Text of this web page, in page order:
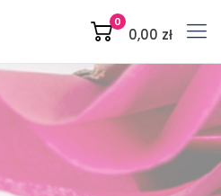
0
0,00 zł